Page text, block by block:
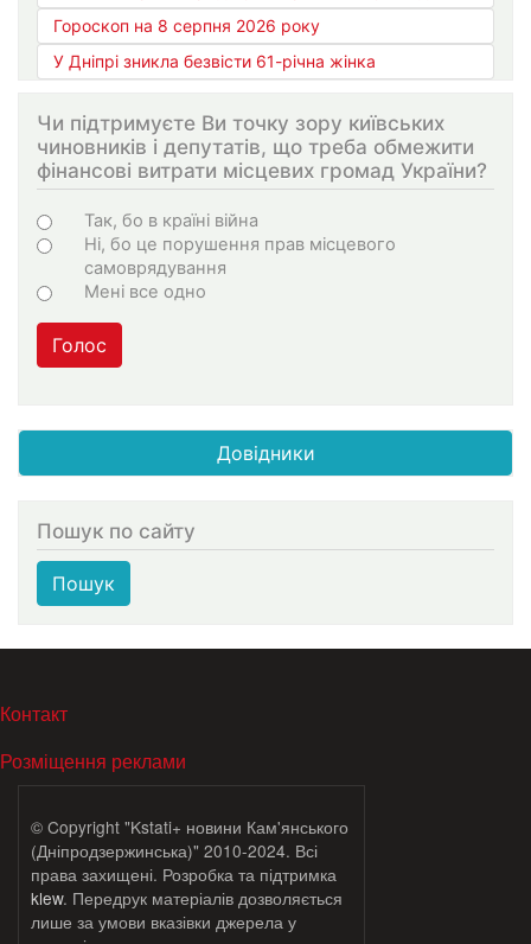
Гороскоп на 8 серпня 2026 року
У Дніпрі зникла безвісти 61-річна жінка
Чи підтримуєте Ви точку зору київських
чиновників і депутатів, що треба обмежити
фінансові витрати місцевих громад України?
Варіанти
Так, бо в країні війна
Ні, бо це порушення прав місцевого
самоврядування
Мені все одно
Голос
Довідники
Пошук по сайту
Пошук
МЕНЮ В ПОДВАЛЕ
Контакт
Розміщення реклами
© Copyright "Kstati+ новини Кам'янського
(Дніпродзержинська)" 2010-2024. Всі
права захищені. Розробка та підтримка
klew. Передрук матеріалів дозволяється
лише за умови вказівки джерела у